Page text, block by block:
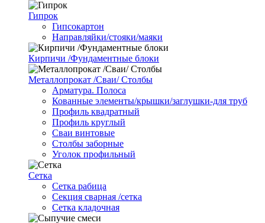
Гипрок
Гипсокартон
Направляйки/стояки/маяки
Кирпичи /Фундаментные блоки
Металлопрокат /Сваи/ Столбы
Арматура. Полоса
Кованные элементы/крышки/заглушки-для труб
Профиль квадратный
Профиль круглый
Сваи винтовые
Столбы заборные
Уголок профильный
Сетка
Cетка рабица
Секция сварная /сетка
Сетка кладочная